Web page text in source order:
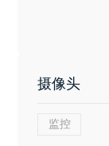
摄像头
监控